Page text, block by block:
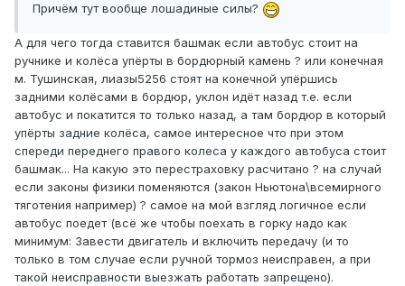
Причём тут вообще лошадиные силы?
А для чего тогда ставится башмак если автобус стоит на
ручнике и колёса упёрты в бордюрный камень ? или конечная
м. Тушинская, лиазы5256 стоят на конечной упёршись
задними колёсами в бордюр, уклон идёт назад т.е. если
автобус и покатится то только назад, а там бордюр в который
упёрты задние колёса, самое интересное что при этом
спереди переднего правого колеса у каждого автобуса стоит
башмак... На какую это перестраховку расчитано ? на случай
если законы физики поменяются (закон Ньютона\всемирного
тяготения например) ? самое на мой взгляд логичное если
автобус поедет (всё же чтобы поехать в горку надо как
минимум: Завести двигатель и включить передачу (и то
только в том случае если ручной тормоз неисправен, а при
такой неисправности выезжать работать запрещено).